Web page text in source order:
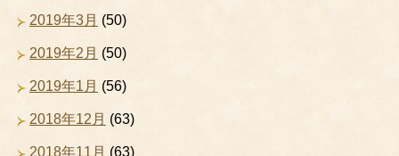
2019年3月 (50)
2019年2月 (50)
2019年1月 (56)
2018年12月 (63)
2018年11月 (63)